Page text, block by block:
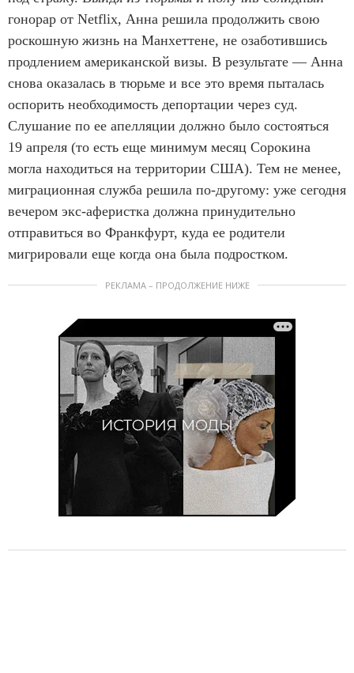
гонорар от Netflix, Анна решила продолжить свою
роскошную жизнь на Манхеттене, не озаботившись
продлением американской визы. В результате — Анна
снова оказалась в тюрьме и все это время пыталась
оспорить необходимость депортации через суд.
Слушание по ее апелляции должно было состояться
19 апреля (то есть еще минимум месяц Сорокина
могла находиться на территории США). Тем не менее,
миграционная служба решила по-другому: уже сегодня
вечером экс-аферистка должна принудительно
отправиться во Франкфурт, куда ее родители
мигрировали еще когда она была подростком.
РЕКЛАМА – ПРОДОЛЖЕНИЕ НИЖЕ